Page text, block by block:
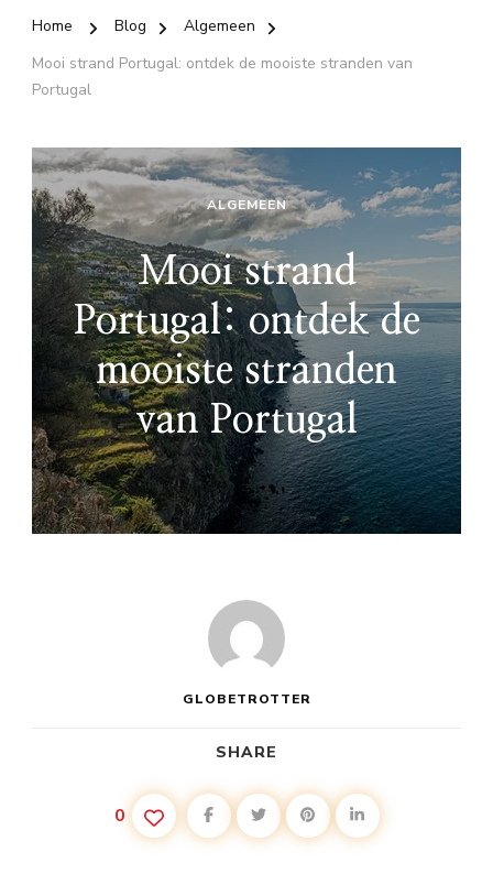
Home Blog
Algemeen
Mooi strand Portugal: ontdek de mooiste stranden van
Portugal
ALGEMEEN
Mooi strand
Portugal: ontdek de
mooiste stranden
van Portugal
GLOBETROTTER
SHARE
0